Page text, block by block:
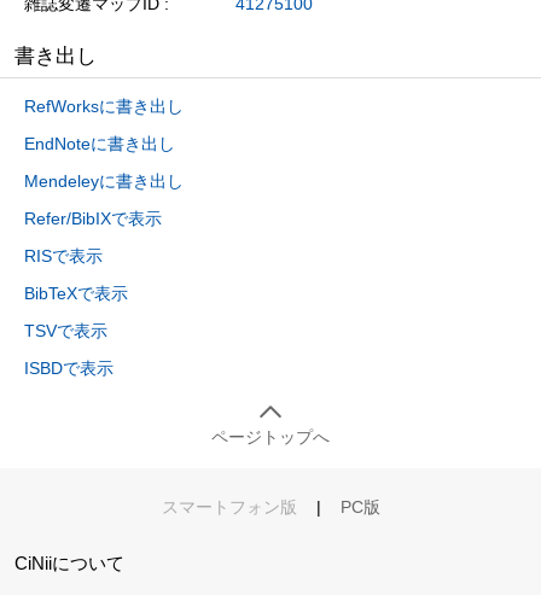
書き出し
RefWorksに書き出し
EndNoteに書き出し
Mendeleyに書き出し
Refer/BibIXで表示
RISで表示
BibTeXで表示
TSVで表示
ISBDで表示
ページトップへ
スマートフォン版 | PC版
CiNiiについて